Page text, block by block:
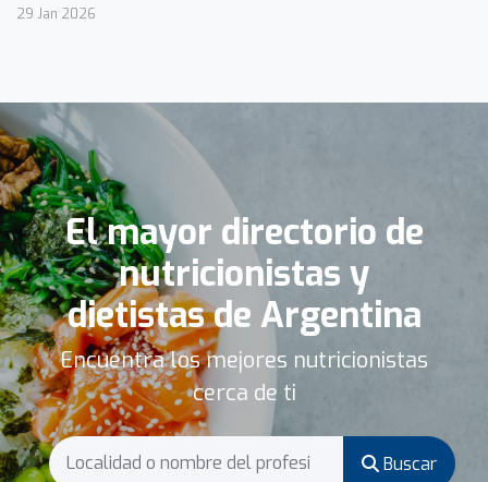
29 Jan 2026
El mayor directorio de
nutricionistas y
dietistas de Argentina
Encuentra los mejores nutricionistas
cerca de ti
Buscar